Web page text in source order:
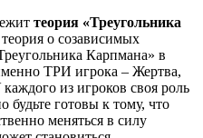
теория «Треугольника
о созависимых
Карпмана» в
ТРИ игрока – Жертва,
из игроков своя роль
будьте готовы к тому, что
меняться в силу